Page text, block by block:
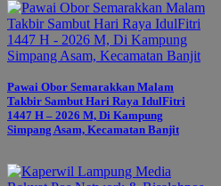
Pawai Obor Semarakkan Malam
Takbir Sambut Hari Raya IdulFitri
1447 H – 2026 M, Di Kampung
Simpang Asam, Kecamatan Banjit